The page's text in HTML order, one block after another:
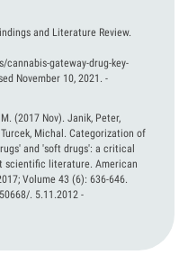
and Literature Review.
gateway-drug-key-
November 10, 2021. -
(2017 Nov). Janik, Peter,
Michal. Categorization of
and 'soft drugs': a critical
scientific literature. American
Volume 43 (6): 636-646.
. 5.11.2012 -